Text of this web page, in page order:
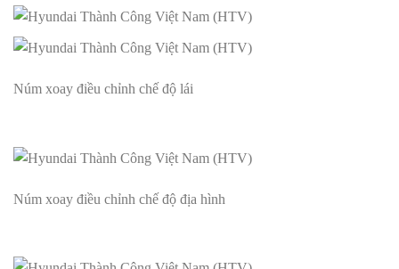
Núm xoay điều chỉnh chế độ lái
Núm xoay điều chỉnh chế độ địa hình